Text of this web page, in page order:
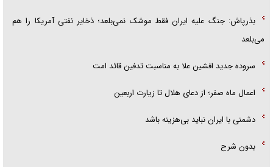
بذرپاش: ‏جنگ علیه ایران فقط موشک نمی‌بلعد؛ ذخایر نفتی آمریکا را هم
می‌بلعد
سروده جدید افشین علا به مناسبت تدفین قائد امت
اعمال ماه صفر؛ از دعای هلال تا زیارت اربعین
دشمنی با ایران نباید بی‌هزینه باشد
بدون شرح